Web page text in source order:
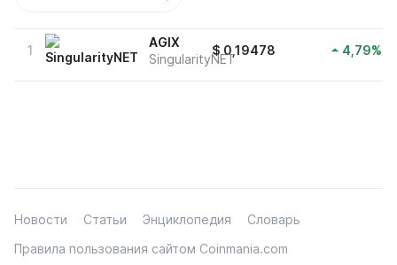
1
AGIX
SingularityNET
$ 0,19478 4,79%
Новости Статьи Энциклопедия
Словарь
Правила пользования сайтом Coinmania.com